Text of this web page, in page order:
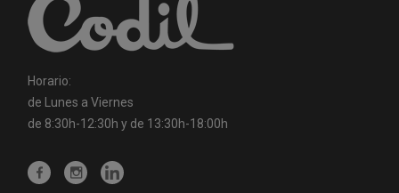
Horario:
de Lunes a Viernes
de 8:30h-12:30h y de 13:30h-18:00h